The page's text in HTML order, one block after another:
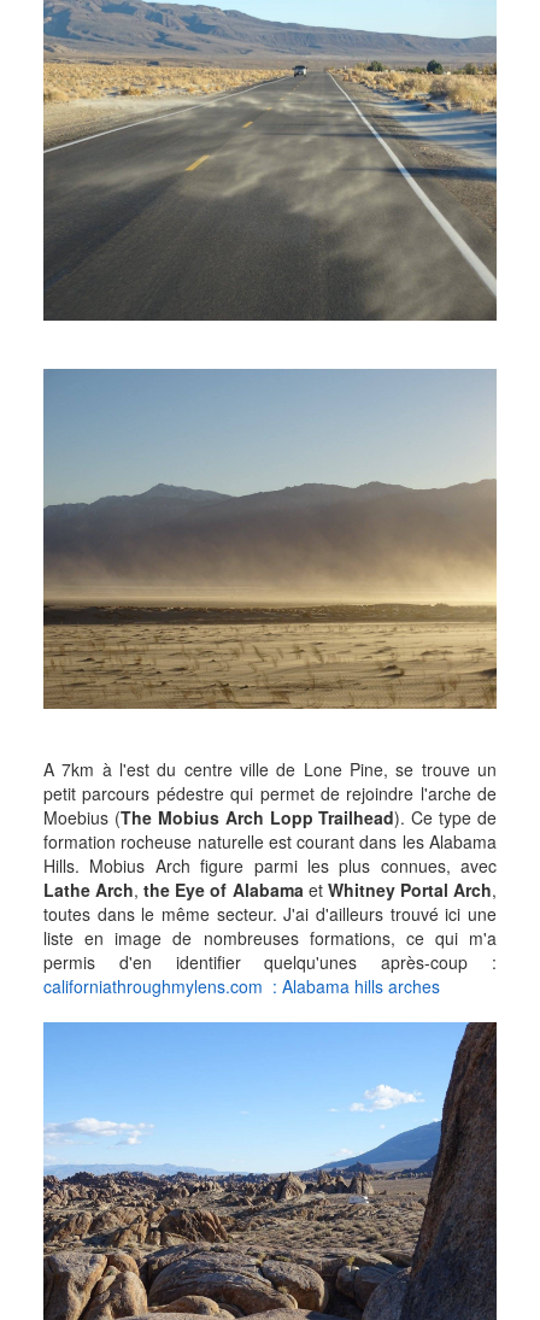
A 7km à l'est du centre ville de Lone Pine, se trouve un
petit parcours pédestre qui permet de rejoindre l'arche de
Moebius (The Mobius Arch Lopp Trailhead). Ce type de
formation rocheuse naturelle est courant dans les Alabama
Hills. Mobius Arch figure parmi les plus connues, avec
Lathe Arch,the Eye of Alabamaet Whitney Portal Arch,
toutes dans le même secteur. J'ai d'ailleurs trouvé ici une
liste en image de nombreuses formations, ce qui m'a
permis d'en identifier quelqu'unes après-coup :
californiathroughmylens.com : Alabama hills arches